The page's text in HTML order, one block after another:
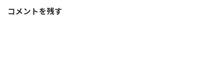
コメントを残す